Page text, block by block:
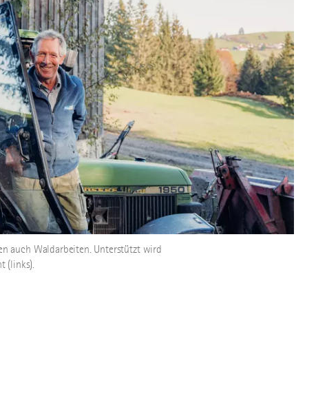
auch Waldarbeiten. Unterstützt wird
(links).